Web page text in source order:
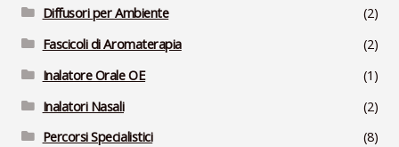
Diffusori per Ambiente
(2)
Fascicoli di Aromaterapia
(2)
Inalatore Orale OE
(1)
Inalatori Nasali
(2)
Percorsi Specialistici
(8)